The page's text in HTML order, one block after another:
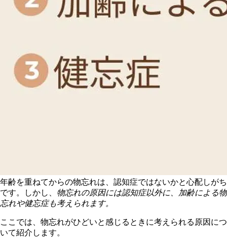
年齢を重ねてからの物忘れは、認知症ではないかと心配しがち
です。しかし、 物忘れの原因には認知症以外に、加齢による物
忘れや健忘症も考えられます。
ここでは、物忘れがひどいと感じるときに考えられる原因につ
いて紹介します。